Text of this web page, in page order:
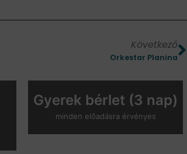
Következő
Orkestar Planina
Gyerek bérlet (3 nap)
minden előadásra érvényes